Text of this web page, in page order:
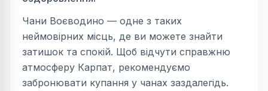
Чани Воєводино — одне з таких
неймовірних місць, де ви можете знайти
затишок та спокій. Щоб відчути справжню
атмосферу Карпат, рекомендуємо
забронювати купання у чанах заздалегідь.